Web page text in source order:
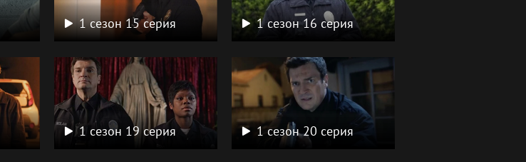
1 сезон 15 серия 1 сезон 16 серия
1 сезон 19 серия 1 сезон 20 серия